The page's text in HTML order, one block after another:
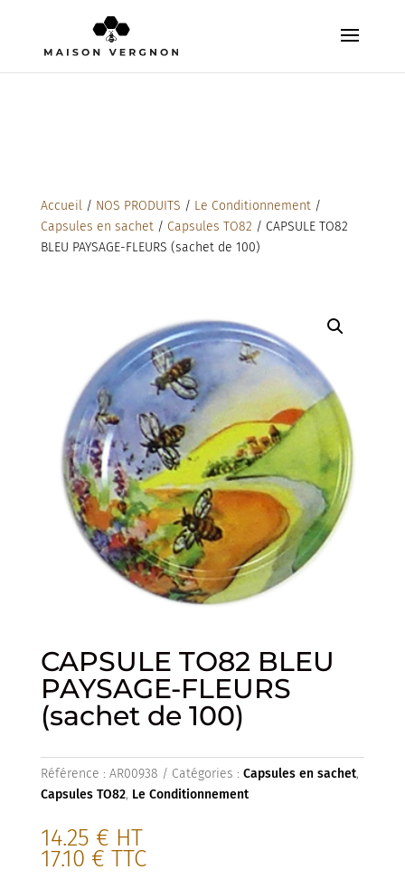
Accueil/ NOS PRODUITS / Le Conditionnement/
Capsules en sachet/ Capsules TO82 / CAPSULE TO82
BLEU PAYSAGE-FLEURS (sachet de 100)
CAPSULE TO82 BLEU
PAYSAGE-FLEURS
(sachet de 100)
Référence : AR00938 Catégories : Capsules en sachet,
Capsules TO82, Le Conditionnement
14.25 € HT
17.10 € TTC